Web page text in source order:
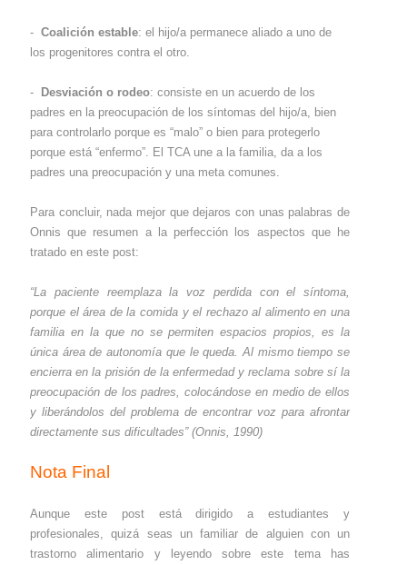
- Coalición estable: el hijo/a permanece aliado a uno de
los progenitores contra el otro.
- Desviación o rodeo: consiste en un acuerdo de los
padres en la preocupación de los síntomas del hijo/a, bien
para controlarlo porque es “malo” o bien para protegerlo
porque está “enfermo”. El TCA une a la familia, da a los
padres una preocupación y una meta comunes.
Para concluir, nada mejor que dejaros con unas palabras de
Onnis que resumen a la perfección los aspectos que he
tratado en este post:
“La paciente reemplaza la voz perdida con el síntoma,
porque el área de la comida y el rechazo al alimento en una
familia en la que no se permiten espacios propios, es la
única área de autonomía que le queda. Al mismo tiempo se
encierra en la prisión de la enfermedad y reclama sobre sí la
preocupación de los padres, colocándose en medio de ellos
y liberándolos del problema de encontrar voz para afrontar
directamente sus dificultades” (Onnis, 1990)
Nota Final
Aunque este post está dirigido a estudiantes y
profesionales, quizá seas un familiar de alguien con un
trastorno alimentario y leyendo sobre este tema has